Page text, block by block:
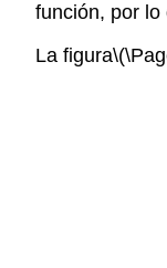
función, por lo
La figura